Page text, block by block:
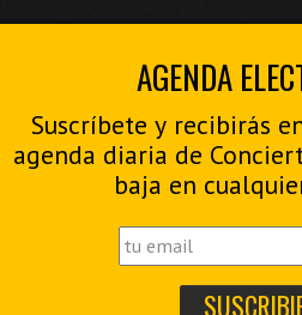
AGENDA
Suscríbete y recibirás
agenda diaria de
baja en